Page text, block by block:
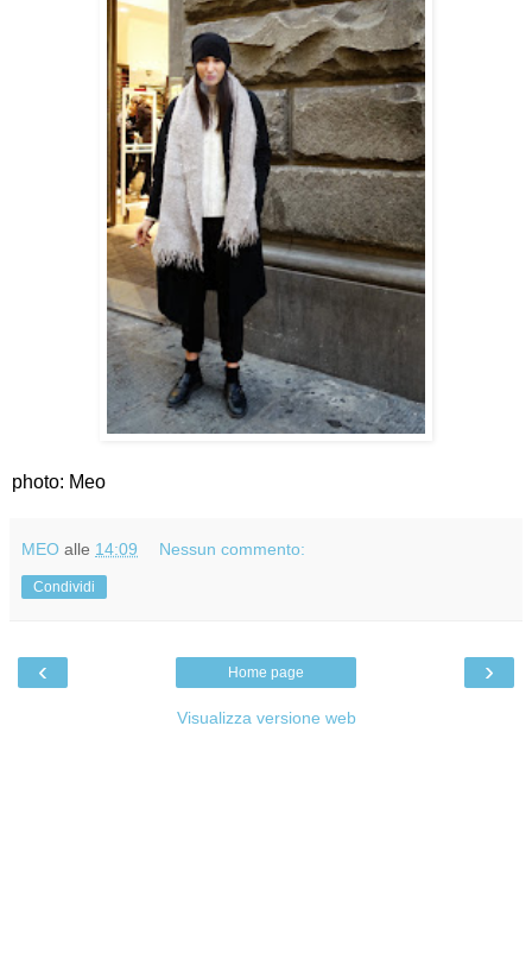
photo: Meo
MEO alle 14:09 Nessun commento:
Condividi
‹ ›
Home page
Visualizza versione web